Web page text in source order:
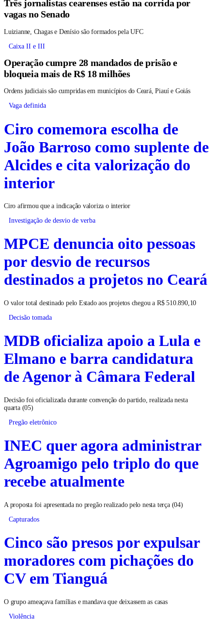
vagas no Senado
Luizianne, Chagas e Denísio são formados pela UFC
Caixa II e III
Operação cumpre 28 mandados de prisão e
bloqueia mais de R$ 18 milhões
Ordens judiciais são cumpridas em municípios do Ceará, Piauí e Goiás
Vaga definida
Ciro comemora escolha de
João Barroso como suplente de
Alcides e cita valorização do
interior
Ciro afirmou que a indicação valoriza o interior
Investigação de desvio de verba
MPCE denuncia oito pessoas
por desvio de recursos
destinados a projetos no Ceará
O valor total destinado pelo Estado aos projetos chegou a R$ 510.890,10
Decisão tomada
MDB oficializa apoio a Lula e
Elmano e barra candidatura
de Agenor à Câmara Federal
Decisão foi oficializada durante convenção do partido, realizada nesta
quarta (05)
Pregão eletrônico
INEC quer agora administrar
Agroamigo pelo triplo do que
recebe atualmente
A proposta foi apresentada no pregão realizado pelo nesta terça (04)
Capturados
Cinco são presos por expulsar
moradores com pichações do
CV em Tianguá
O grupo ameaçava famílias e mandava que deixassem as casas
Violência